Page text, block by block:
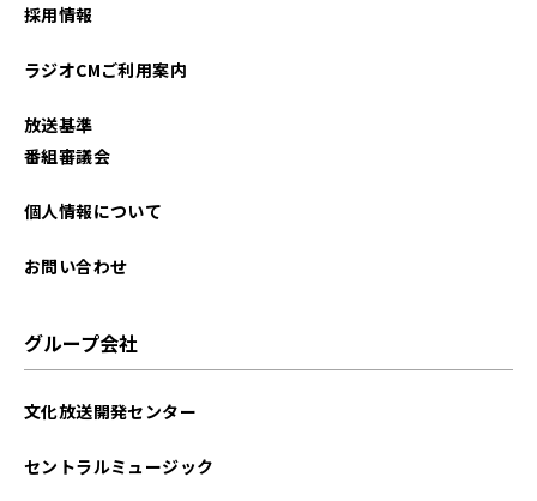
採用情報
ラジオCMご利用案内
放送基準
番組審議会
個人情報について
お問い合わせ
グループ会社
文化放送開発センター
セントラルミュージック